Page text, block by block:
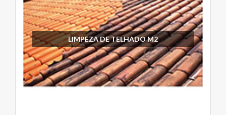
LIMPEZA DE TELHADO M2